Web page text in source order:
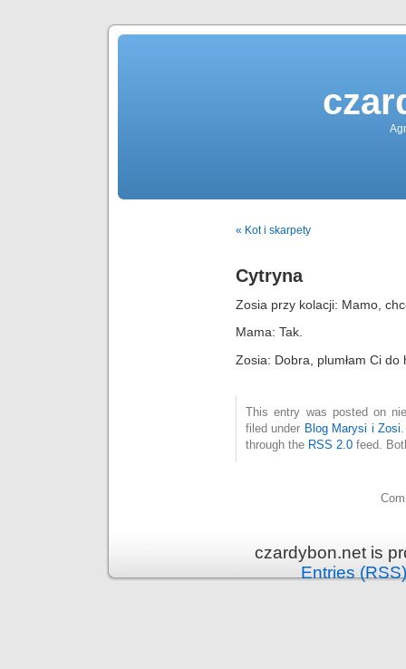
« Kot i skarpety
Cytryna
Zosia przy kolacji: Mamo,
Mama: Tak.
Zosia: Dobra, plumłam Ci do
This entry was posted on
filed under Blog Marysi i Zosi
through the RSS 2.0 feed.
czardybon.net is
Entries (RSS)